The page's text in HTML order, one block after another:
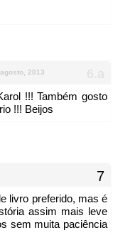
2013
!!! Também gosto
!!! Beijos
livro preferido, mas é
assim mais leve
sem muita paciência